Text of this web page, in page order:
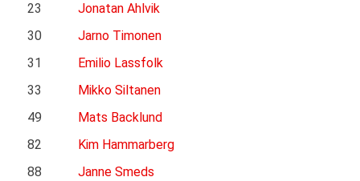
23
Jonatan Ahlvik
30
Jarno Timonen
31
Emilio Lassfolk
33
Mikko Siltanen
49
Mats Backlund
82
Kim Hammarberg
88
Janne Smeds